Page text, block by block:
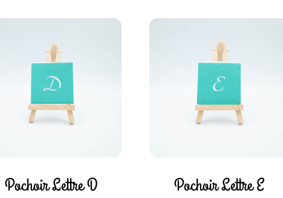
Pochoir Lettre D Pochoir Lettre E